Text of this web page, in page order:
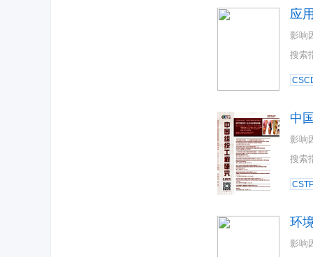
应
影响
搜索
中
影响
搜索
环
影响